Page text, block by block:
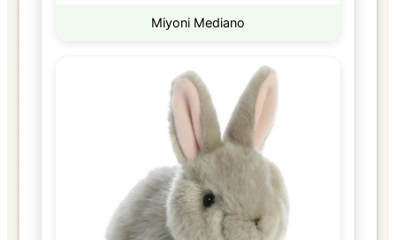
Miyoni Mediano